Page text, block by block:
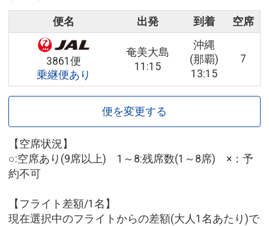
便名 出発 到着 空席
3861便
乗継便あり
奄美大島
11:15
沖縄
(那覇)
13:15
7
便を変更する
【空席状況】
○:空席あり(9席以上) 1～8:残席数(1～8席) ×：予
約不可
【フライト差額/1名】
現在選択中のフライトからの差額(大人1名あたり)で